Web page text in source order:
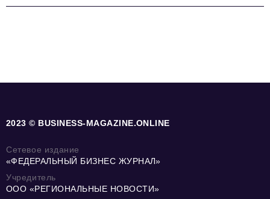
2023 © BUSINESS-MAGAZINE.ONLINE
Сетевое издание
«ФЕДЕРАЛЬНЫЙ БИЗНЕС ЖУРНАЛ»
Учредитель
ООО «РЕГИОНАЛЬНЫЕ НОВОСТИ»